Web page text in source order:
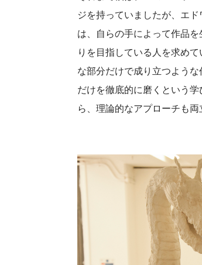
ジを持っていましたが、エ
は、自らの手によって作品
りを目指している人を求め
な部分だけで成り立つよう
だけを徹底的に磨くという
ら、理論的なアプローチも